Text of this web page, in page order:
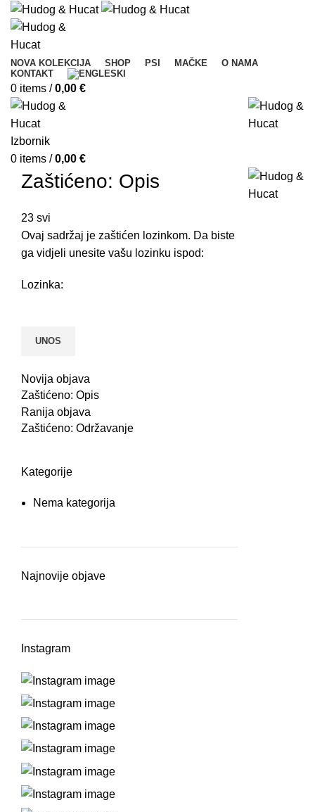
NOVA KOLEKCIJA SHOP PSI MAČKE
O NAMA
KONTAKT
0 items / 0,00 €
Izbornik
0 items / 0,00 €
Zaštićeno: Opis
23 svi
Ovaj sadržaj je zaštićen lozinkom. Da biste
ga vidjeli unesite vašu lozinku ispod:
Lozinka:
Novija objava
Zaštićeno: Opis
Ranija objava
Zaštićeno: Održavanje
Kategorije
Nema kategorija
Najnovije objave
Instagram